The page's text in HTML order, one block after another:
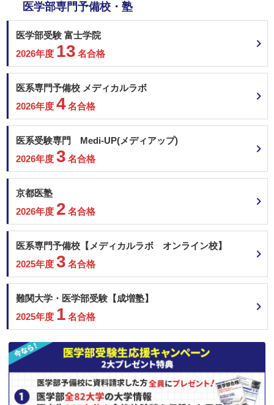
医学部専門予備校・塾
医学部受験 富士学院
2026年度 13 名合格
医系専門予備校 メディカルラボ
2026年度 4名合格
医系受験専門 Medi-UP(メディアップ)
2026年度 3 名合格
京都医塾
2026年度 2 名合格
医系専門予備校【メディカルラボ オンライン校】
2025年度 3 名合格
難関大学・医学部受験【成増塾】
2025年度 1 名合格